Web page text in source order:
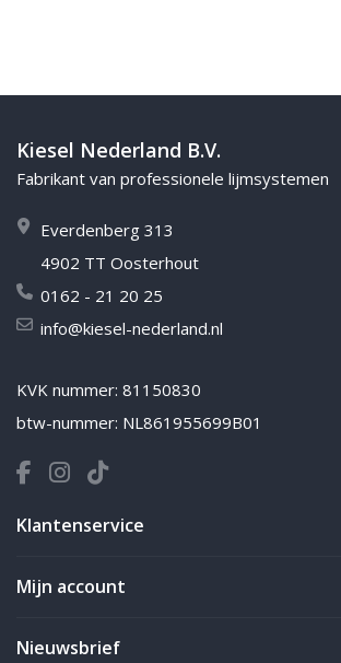
Kiesel Nederland B.V.
Fabrikant van professionele lijmsystemen
Everdenberg 313
4902 TT Oosterhout
0162 - 21 20 25
info@kiesel-nederland.nl
KVK nummer: 81150830
btw-nummer: NL861955699B01
Klantenservice
Mijn account
Nieuwsbrief